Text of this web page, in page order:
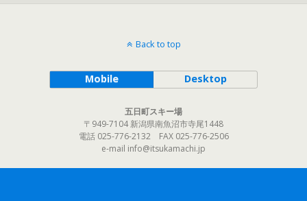
Back to top
Mobile Desktop
五日町スキー場
〒949-7104 新潟県南魚沼市寺尾1448
電話 025-776-2132 FAX 025-776-2506
e-mail info@itsukamachi.jp